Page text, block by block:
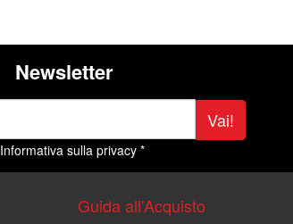
Newsletter
Vai!
Informativa sulla privacy *
Guida all'Acquisto